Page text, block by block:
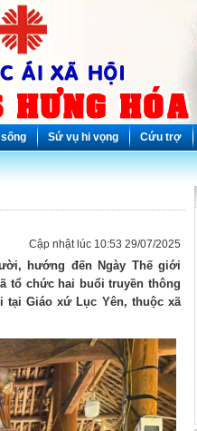
Sứ vụ hi vọng Cứu trợ
Cập nhật lúc 10:53 29/07/2025
hướng đến Ngày Thế giới
tổ chức hai buổi truyền thông
Giáo xứ Lục Yên, thuộc xã
ke
.